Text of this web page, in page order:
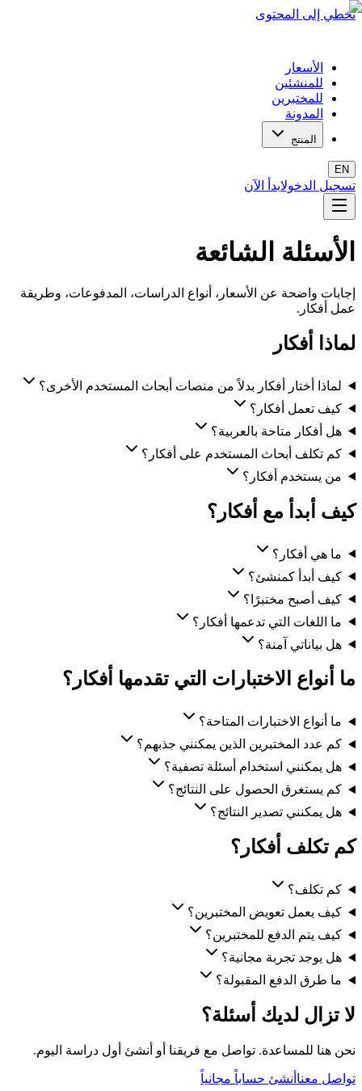
تخطي إلى المحتوى
الأسعار
للمنشئين
للمختبرين
المدونة
المنتج
EN
تسجيل الدخولابدأ الآن
الأسئلة الشائعة
إجابات واضحة عن الأسعار، أنواع الدراسات، المدفوعات، وطريقة
عمل أفكار.
لماذا أفكار
لماذا أختار أفكار بدلاً من منصات أبحاث المستخدم الأخرى؟
كيف تعمل أفكار؟
هل أفكار متاحة بالعربية؟
كم تكلف أبحاث المستخدم على أفكار؟
من يستخدم أفكار؟
كيف أبدأ مع أفكار؟
ما هي أفكار؟
كيف أبدأ كمنشئ؟
كيف أصبح مختبرًا؟
ما اللغات التي تدعمها أفكار؟
هل بياناتي آمنة؟
ما أنواع الاختبارات التي تقدمها أفكار؟
ما أنواع الاختبارات المتاحة؟
كم عدد المختبرين الذين يمكنني جذبهم؟
هل يمكنني استخدام أسئلة تصفية؟
كم يستغرق الحصول على النتائج؟
هل يمكنني تصدير النتائج؟
كم تكلف أفكار؟
كم تكلف؟
كيف يعمل تعويض المختبرين؟
كيف يتم الدفع للمختبرين؟
هل يوجد تجربة مجانية؟
ما طرق الدفع المقبولة؟
لا تزال لديك أسئلة؟
نحن هنا للمساعدة. تواصل مع فريقنا أو أنشئ أول دراسة اليوم.
تواصل معنا أنشئ حساباً مجانياً